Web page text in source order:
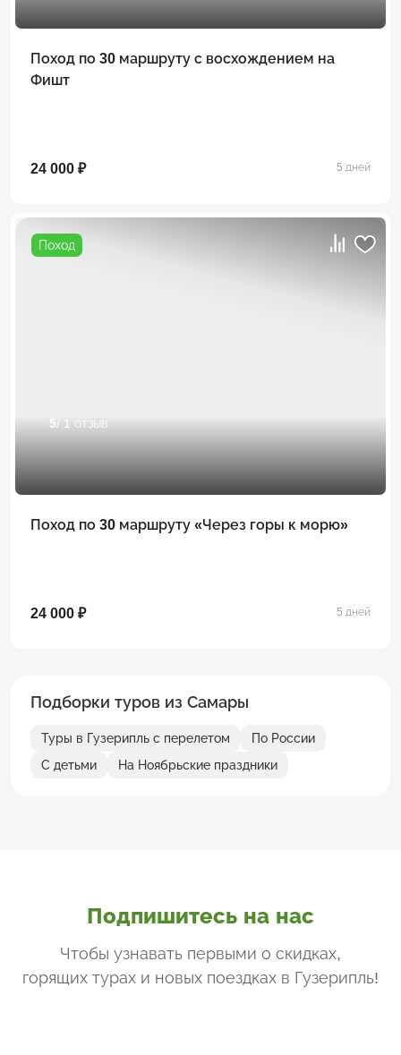
Поход по 30 маршруту с восхождением на
Фишт
24 000 ₽ 5 дней
Поход
5/ 1 отзыв
Поход по 30 маршруту «Через горы к морю»
24 000 ₽ 5 дней
Подборки туров из Самары
Туры в Гузерипль с перелетом
По России
С детьми
На Ноябрьские праздники
Подпишитесь на нас
Чтобы узнавать первыми о скидках,
горящих турах и новых поездках в Гузерипль!